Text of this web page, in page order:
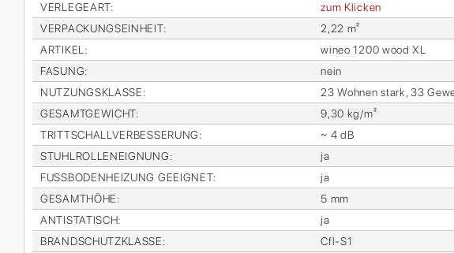
VER­LE­GE­ART:
zum Kli­cken
VER­PA­CKUNGS­EIN­HEIT:
2,22 m²
AR­TI­KEL :
wi­neo 1200 wood XL
FA­SUNG:
nein
NUT­ZUNGS­KLAS­SE:
23 Woh­nen stark, 33
GE­SAMT­GE­WICHT:
9,30 kg/m²
TRITT­SCHALL­VER­BES­SE­RUNG:
~ 4 dB
STUHL­ROL­LEN­EIG­NUNG:
ja
FUSS­BO­DEN­HEI­ZUNG GE­EIG­NET:
ja
GE­SAMT­HÖ­HE:
5 mm
AN­TI­STA­TISCH:
ja
BRAND­SCHUTZ­KLAS­SE:
Cfl-S1